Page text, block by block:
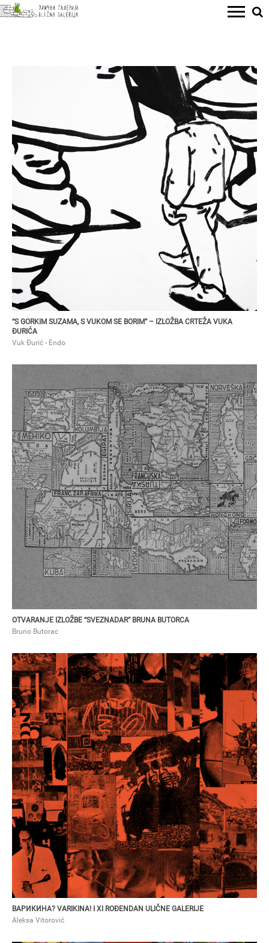
VUK ĐURIĆ - ENDO
“S gorkim suzama, s Vukom se borim” – Izložba crteža Vuka Đurića
“S GORKIM SUZAMA, S VUKOM SE BORIM” – IZLOŽBA CRTEŽA VUKA
ĐURIĆA
Vuk Đurić - Endo
BRUNO BUTORAC
Otvaranje izložbe “Sveznadar” Bruna Butorca
OTVARANJE IZLOŽBE “SVEZNADAR” BRUNA BUTORCA
Bruno Butorac
ALEKSA VITOROVIĆ
ВАРИКИНА? VARIKINA! i XI rođendan Ulične galerije
ВАРИКИНА? VARIKINA! I XI ROĐENDAN ULIČNE GALERIJE
Aleksa Vitorović